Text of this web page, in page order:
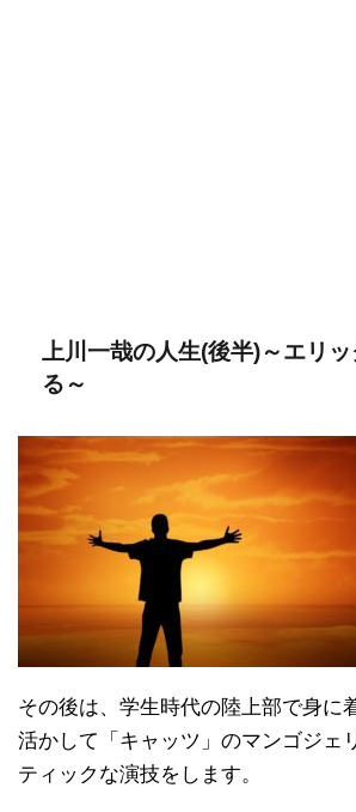
上川一哉の人生(後半)～エリ
る～
その後は、学生時代の陸上部で身に
活かして「キャッツ」のマンゴジェ
ティックな演技をします。